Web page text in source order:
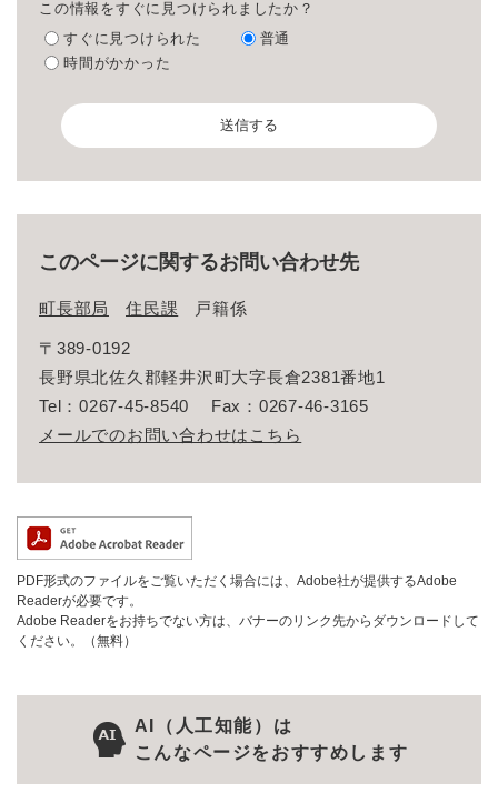
この情報をすぐに見つけられましたか？
すぐに見つけられた
普通
時間がかかった
このページに関するお問い合わせ先
町長部局 住民課 戸籍係
〒389-0192
長野県北佐久郡軽井沢町大字長倉2381番地1
Tel：0267-45-8540
Fax：0267-46-3165
メールでのお問い合わせはこちら
PDF形式のファイルをご覧いただく場合には、Adobe社が提供するAdobe
Readerが必要です。
Adobe Readerをお持ちでない方は、バナーのリンク先からダウンロードして
ください。（無料）
AI（人工知能）は
こんなページをおすすめします